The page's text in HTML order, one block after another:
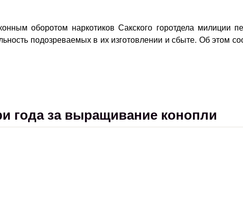
оборотом наркотиков Сакского горотдела милиции
подозреваемых в их изготовлении и сбыте. Об этом
года за выращивание конопли